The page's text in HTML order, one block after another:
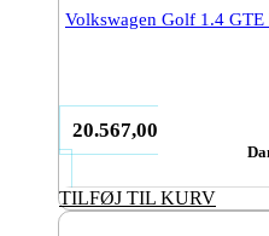
Volkswagen Golf 1.4
20.567,00
TILFØJ TIL KURV